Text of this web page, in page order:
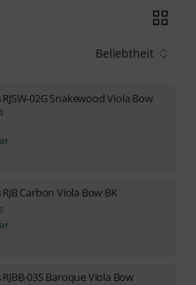
Beliebtheit
RJSW-02G Snakewood Viola Bow
RJB Carbon Viola Bow BK
5
RJBB-03S Baroque Viola Bow